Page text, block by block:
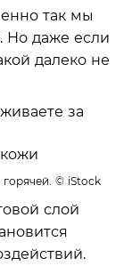
так мы
Но даже если
далеко не
© iStock
слой